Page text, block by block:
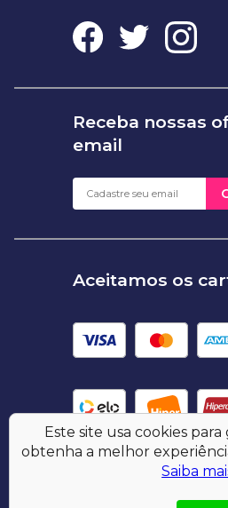
Receba nossas
email
Aceitamos os
Este site usa cookies
obtenha a melhor
Saiba